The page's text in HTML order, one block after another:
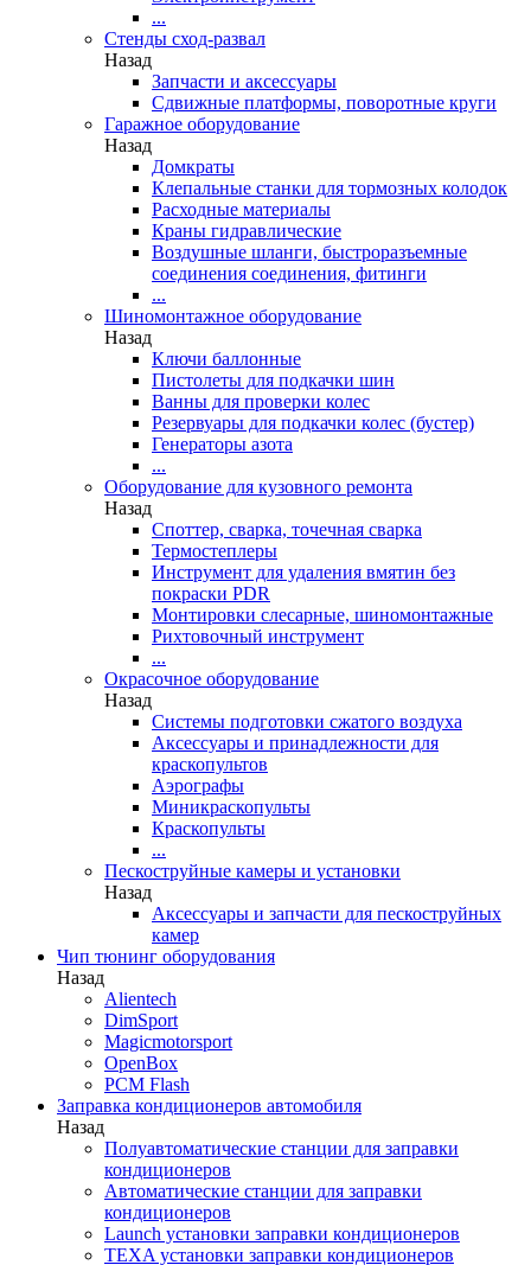
...
Стенды сход-развал
Назад
Запчасти и аксессуары
Сдвижные платформы, поворотные круги
Гаражное оборудование
Назад
Домкраты
Клепальные станки для тормозных колодок
Расходные материалы
Краны гидравлические
Воздушные шланги, быстроразъемные
соединения соединения, фитинги
...
Шиномонтажное оборудование
Назад
Ключи баллонные
Пистолеты для подкачки шин
Ванны для проверки колес
Резервуары для подкачки колес (бустер)
Генераторы азота
...
Оборудование для кузовного ремонта
Назад
Споттер, сварка, точечная сварка
Термостеплеры
Инструмент для удаления вмятин без
покраски PDR
Монтировки слесарные, шиномонтажные
Рихтовочный инструмент
...
Окрасочное оборудование
Назад
Системы подготовки сжатого воздуха
Аксессуары и принадлежности для
краскопультов
Аэрографы
Миникраскопульты
Краскопульты
...
Пескоструйные камеры и установки
Назад
Аксессуары и запчасти для пескоструйных
камер
Чип тюнинг оборудования
Назад
Alientech
DimSport
Magicmotorsport
OpenBox
PCM Flash
Заправка кондиционеров автомобиля
Назад
Полуавтоматические станции для заправки
кондиционеров
Автоматические станции для заправки
кондиционеров
Launch установки заправки кондиционеров
TEXA установки заправки кондиционеров